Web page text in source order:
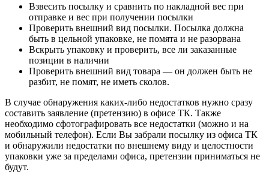
Взвесить посылку и сравнить по накладной вес при
отправке и вес при получении посылки
Проверить внешний вид посылки. Посылка должна
быть в цельной упаковке, не помята и не разорвана
Вскрыть упаковку и проверить, все ли заказанные
позиции в наличии
Проверить внешний вид товара — он должен быть не
разбит, не помят, не иметь сколов.
В случае обнаружения каких-либо недостатков нужно сразу
составить заявление (претензию) в офисе ТК. Также
необходимо сфотографировать все недостатки (можно и на
мобильный телефон). Если Вы забрали посылку из офиса ТК
и обнаружили недостатки по внешнему виду и целостности
упаковки уже за пределами офиса, претензии приниматься не
будут.